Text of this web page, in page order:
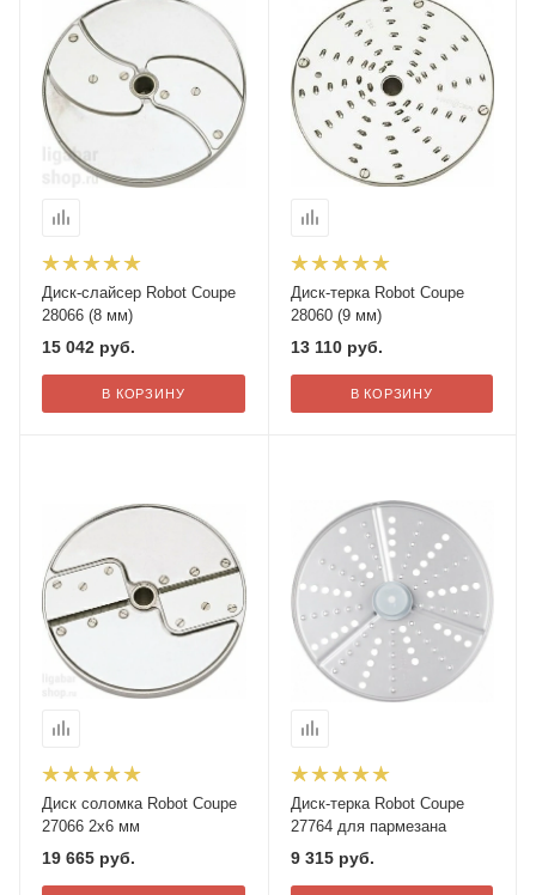
Диск-слайсер Robot Coupe
28066 (8 мм)
15 042 руб.
В КОРЗИНУ
Диск-терка Robot Coupe
28060 (9 мм)
13 110руб.
В КОРЗИНУ
Диск соломка Robot Coupe
27066 2х6 мм
19 665 руб.
Диск-терка Robot Coupe
27764 для пармезана
9 315руб.